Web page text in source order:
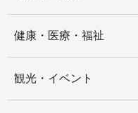
健康・医療・福祉
観光・イベント